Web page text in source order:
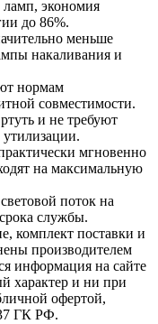
ламп, экономия
до 86%.
меньше
накаливания и
нормам
совместимости.
и не требуют
мгновенно
на максимальную
поток на
службы.
комплект поставки и
производителем
информация на сайте
характер и ни при
офертой,
ГК РФ.